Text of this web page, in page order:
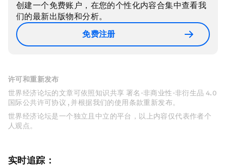
创建一个免费账户，在您的个性化内容合集中查看我
们的最新出版物和分析。
免费注册
许可和重新发布
世界经济论坛的文章可依照知识共享 署名-非商业性-非衍生品 4.0
国际公共许可协议 , 并根据我们的使用条款重新发布。
世界经济论坛是一个独立且中立的平台，以上内容仅代表作者个
人观点。
实时追踪：